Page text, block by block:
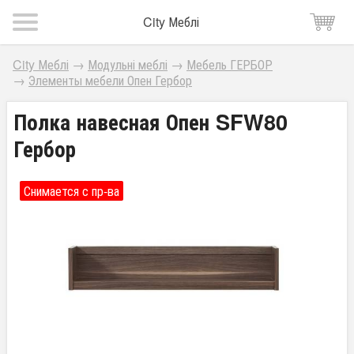
City Меблі
City Меблі → Модульні меблі → Мебель ГЕРБОР
→ Элементы мебели Опен Гербор
Полка навесная Опен SFW80
Гербор
Снимается с пр-ва